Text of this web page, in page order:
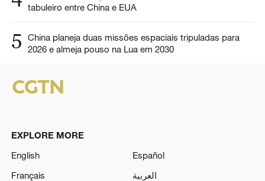
tabuleiro entre China e EUA
5
China planeja duas missões espaciais tripuladas para
2026 e almeja pouso na Lua em 2030
EXPLORE MORE
English
Español
Français
العربية